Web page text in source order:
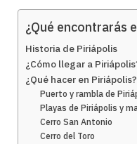
¿Qué encontrarás
Historia de Piriápolis
¿Cómo llegar a
¿Qué hacer en Piriápolis?
Puerto y rambla de
Playas de Piriápolis y
Cerro San Antonio
Cerro del Toro